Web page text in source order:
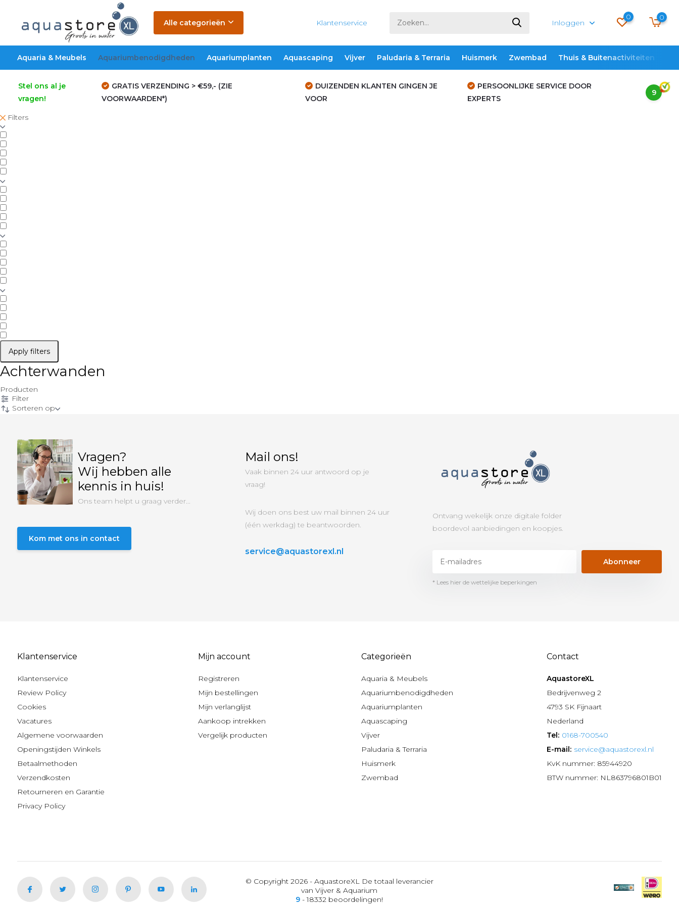
Alle categorieën Klantenservice Inloggen
0 0
Aquaria & Meubels Aquariumbenodigdheden Aquariumplanten Aquascaping Vijver Paludaria & Terraria Huismerk Zwembad Thuis & Buitenactiviteiten
Stel ons al je
vragen!
GRATIS VERZENDING > €59,- (ZIE
VOORWAARDEN*)
DUIZENDEN KLANTEN GINGEN JE
VOOR
PERSOONLIJKE SERVICE DOOR
EXPERTS
9
Filters
Apply filters
Achterwanden
Producten
Filter
Sorteren op
Vragen?
Wij hebben alle
kennis in huis!
Ons team helpt u graag verder...
Kom met ons in contact
Mail ons!
Vaak binnen 24 uur antwoord op je
vraag!
Wij doen ons best uw mail binnen 24 uur
(één werkdag) te beantwoorden.
service@aquastorexl.nl
Ontvang wekelijk onze digitale folder
boordevol aanbiedingen en koopjes.
Abonneer
* Lees hier de wettelijke beperkingen
Klantenservice
Klantenservice
Review Policy
Cookies
Vacatures
Algemene voorwaarden
Openingstijden Winkels
Betaalmethoden
Verzendkosten
Retourneren en Garantie
Privacy Policy
Mijn account
Registreren
Mijn bestellingen
Mijn verlanglijst
Aankoop intrekken
Vergelijk producten
Categorieën
Aquaria & Meubels
Aquariumbenodigdheden
Aquariumplanten
Aquascaping
Vijver
Paludaria & Terraria
Huismerk
Zwembad
Contact
AquastoreXL
Bedrijvenweg 2
4793 SK Fijnaart
Nederland
Tel: 0168-700540
E-mail: service@aquastorexl.nl
KvK nummer: 85944920
BTW nummer: NL863796801B01
© Copyright 2026 - AquastoreXL De totaal leverancier
van Vijver & Aquarium
9 - 18332 beoordelingen!